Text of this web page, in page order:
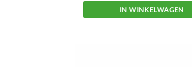
IN WINKELWAGEN